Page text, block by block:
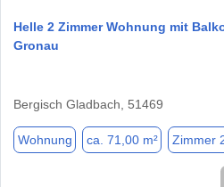
Helle 2 Zimmer Wohnung mit
Gronau
Bergisch Gladbach, 51469
Wohnung ca. 71,00 m² Zimmer